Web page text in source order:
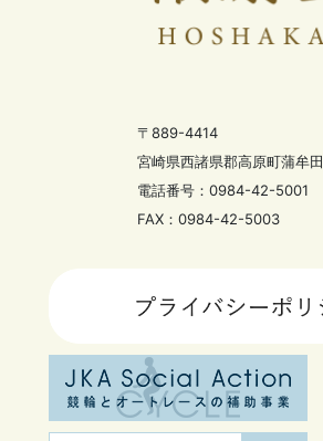
〒889-4414
宮崎県西諸県郡高原町蒲牟
電話番号：0984-42-5001
FAX：0984-42-5003